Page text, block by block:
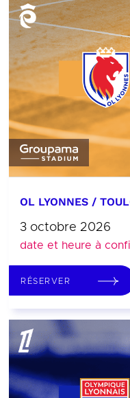
OL LYONNES /
3 octobre 2026
date et heure à
RÉSERVER